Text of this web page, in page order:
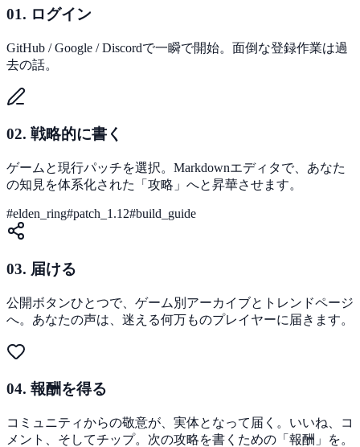
01. ログイン
GitHub / Google / Discordで一瞬で開始。面倒な登録作業は過
去の話。
02. 戦略的に書く
ゲームと現行パッチを選択。Markdownエディタで、あなた
の知見を体系化された「攻略」へと昇華させます。
#elden_ring#patch_1.12#build_guide
03. 届ける
公開ボタンひとつで、ゲーム別アーカイブとトレンドページ
へ。あなたの声は、迷える何万ものプレイヤーに届きます。
04. 報酬を得る
コミュニティからの敬意が、実体となって届く。いいね、コ
メント、そしてチップ。次の攻略を書くための「報酬」を。